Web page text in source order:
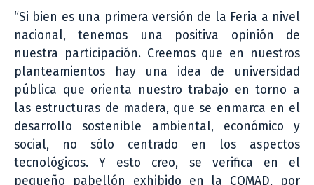
“Si bien es una primera versión de la Feria a nivel
nacional, tenemos una positiva opinión de
nuestra participación. Creemos que en nuestros
planteamientos hay una idea de universidad
pública que orienta nuestro trabajo en torno a
las estructuras de madera, que se enmarca en el
desarrollo sostenible ambiental, económico y
social, no sólo centrado en los aspectos
tecnológicos. Y esto creo, se verifica en el
pequeño pabellón exhibido en la COMAD, por